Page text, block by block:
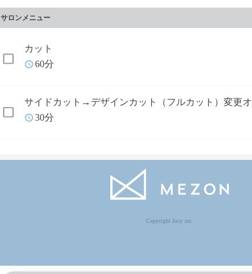
サロンメニュー
カット
60分
サイドカット→デザインカット（フルカット）変更
30分
Copyright Jocy inc.